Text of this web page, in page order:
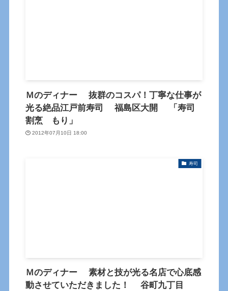
Ｍのディナー 抜群のコスパ！丁寧な仕事が
光る絶品江戸前寿司 福島区大開 「寿司
割烹 もり」
2012年07月10日 18:00
寿司
Ｍのディナー 素材と技が光る名店で心底感
動させていただきました！ 谷町九丁目